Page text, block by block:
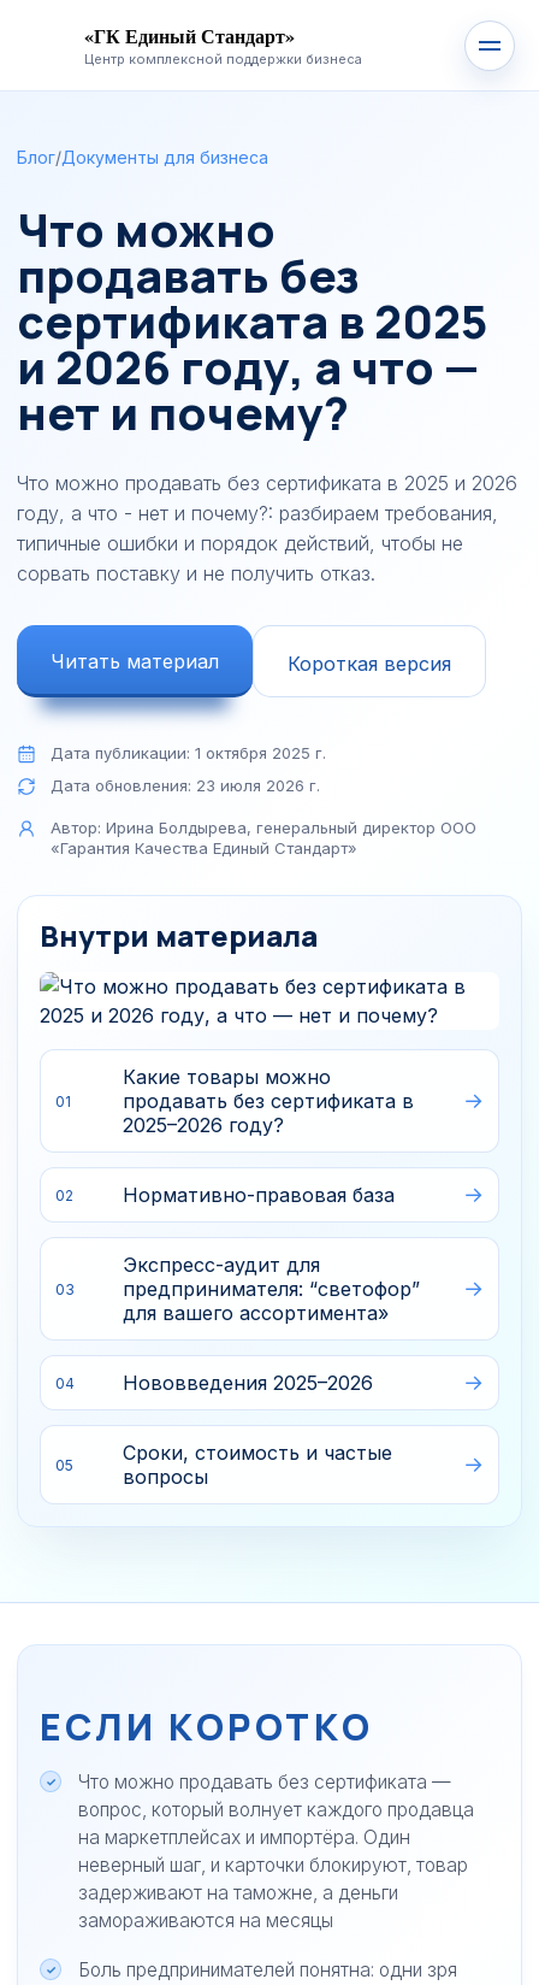
«ГК Единый Стандарт»
Центр комплексной поддержки бизнеса
Блог/Документы для бизнеса
Что можно
продавать без
сертификата в 2025
и 2026 году, а что —
нет и почему?
Что можно продавать без сертификата в 2025 и 2026
году, а что - нет и почему?: разбираем требования,
типичные ошибки и порядок действий, чтобы не
сорвать поставку и не получить отказ.
Читать материал Короткая версия
Дата публикации: 1 октября 2025 г.
Дата обновления: 23 июля 2026 г.
Автор: Ирина Болдырева, генеральный директор ООО
«Гарантия Качества Единый Стандарт»
Внутри материала
01
Какие товары можно
продавать без сертификата в
2025–2026 году?
02 Нормативно-правовая база
03
Экспресс-аудит для
предпринимателя: “светофор”
для вашего ассортимента»
04 Нововведения 2025–2026
05
Сроки, стоимость и частые
вопросы
ЕСЛИ КОРОТКО
Что можно продавать без сертификата —
вопрос, который волнует каждого продавца
на маркетплейсах и импортёра. Один
неверный шаг, и карточки блокируют, товар
задерживают на таможне, а деньги
замораживаются на месяцы
Боль предпринимателей понятна: одни зря